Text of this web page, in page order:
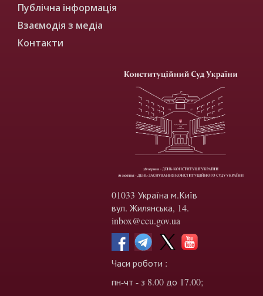
Публічна інформація
Взаємодія з медіа
Контакти
01033 Україна м.Київ
вул. Жилянська, 14.
inbox@ccu.gov.ua
Часи роботи :
пн-чт - з 8.00 до 17.00;